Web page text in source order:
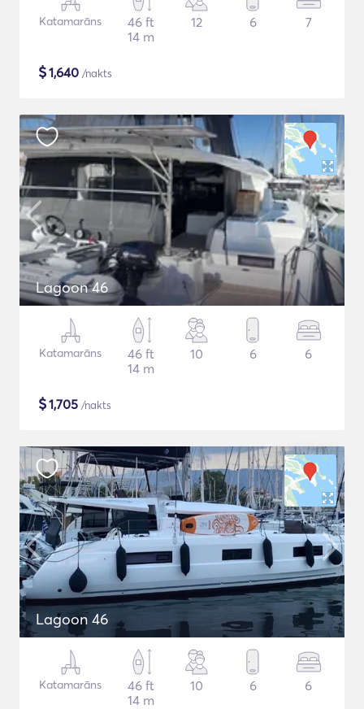
Katamarāns
46 ft
14 m
12 6 7
$1,640 /nakts
Lagoon 46
Katamarāns
46 ft
14 m
10 6 6
$1,705 /nakts
Lagoon 46
Katamarāns
46 ft
14 m
10 6 6